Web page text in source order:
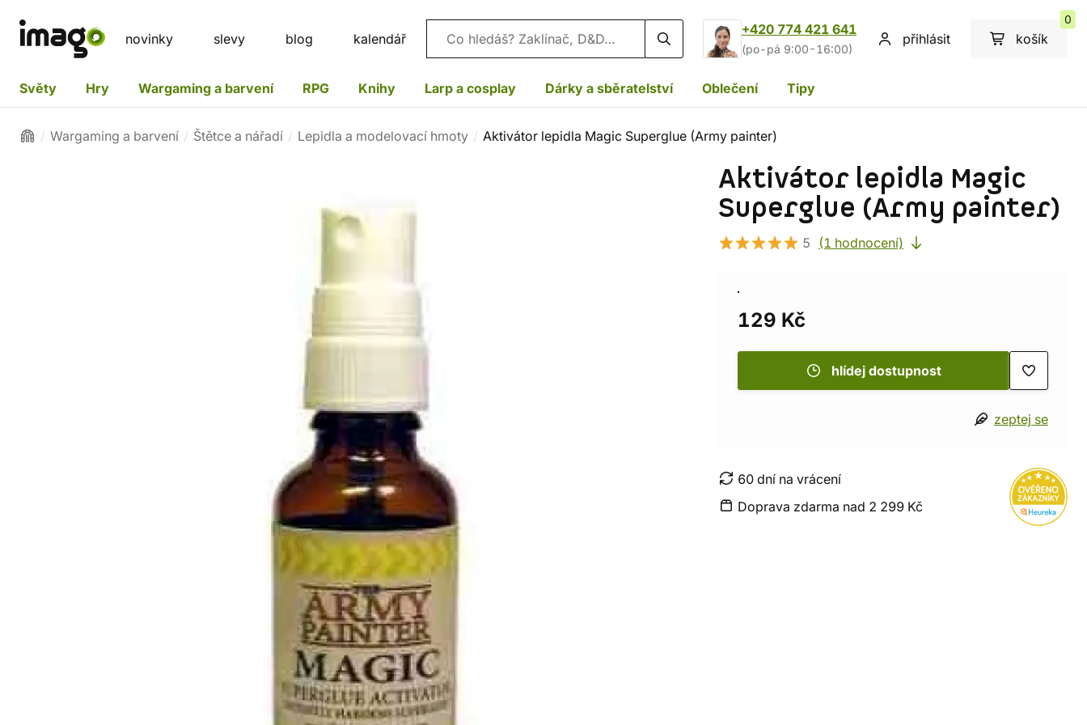
novinky slevy blog kalendář Vyhledávání
+420 774 421 641
(po-pá 9:00-16:00)
přihlásit košík
0
Světy Hry Wargaming a barvení RPG Knihy Larp a cosplay Dárky a sběratelství Oblečení Tipy
Wargaming a barvení Štětce a nářadí Lepidla a modelovací hmoty Aktivátor lepidla Magic Superglue (Army painter)
Aktivátor lepidla Magic
Superglue (Army painter)
5 (1 hodnocení)
129 Kč
hlídej dostupnost
zeptej se
60 dní na vrácení
Doprava zdarma nad 2 299 Kč